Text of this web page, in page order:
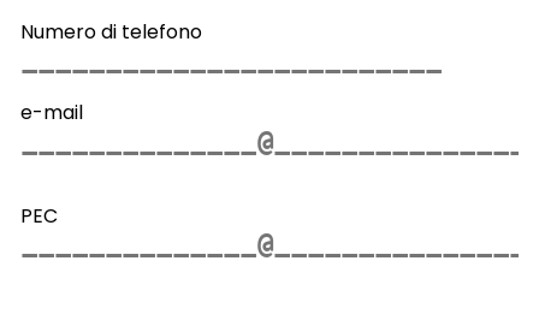
Numero di telefono
e-mail
PEC